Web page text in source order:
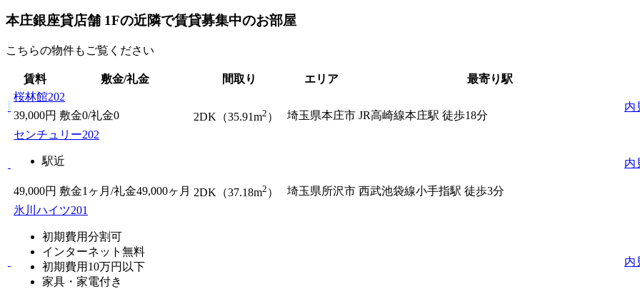
本庄銀座貸店舗 1Fの近隣で賃貸募集中のお部屋
こちらの物件もご覧ください
賃料 敷金/礼金 間取り エリア
最寄り駅
桜林館202
内
39,000円 敷金0/礼金0 2DK（35.91m2 ） 埼玉県本庄市 JR高崎線本庄駅 徒歩18分
センチュリー202
駅近 内
49,000円 敷金1ヶ月/礼金49,000ヶ月 2DK（37.18m2 ） 埼玉県所沢市 西武池袋線小手指駅 徒歩3分
氷川ハイツ201
初期費用分割可
インターネット無料
初期費用10万円以下
家具・家電付き
内